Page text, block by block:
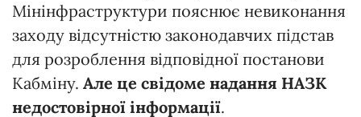
Мінінфраструктури пояснює невиконання
заходу відсутністю законодавчих підстав
для розроблення відповідної постанови
Кабміну. Але це свідоме надання НАЗК
недостовірної інформації.